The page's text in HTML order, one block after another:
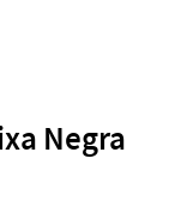
Negra